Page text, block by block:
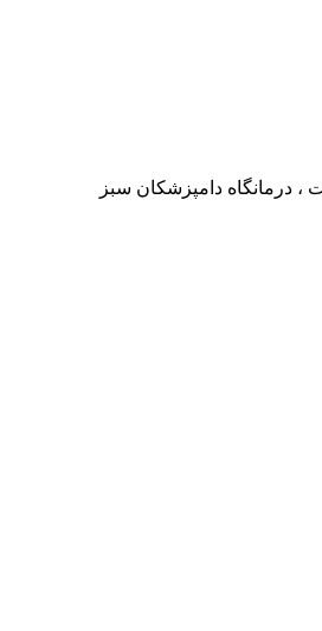
، درمانگاه دامپزشکان سبز